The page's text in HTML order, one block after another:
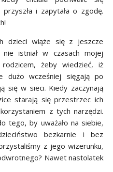
i zapytała o zgodę.
dzieci wiąże się z jeszcze
istniał w czasach mojej
żeby wiedzieć, iż
dużo wcześniej sięgają po
się w sieci. Kiedy zaczynają
starają się przestrzec ich
z tych narzędzi.
tego, by uważało na siebie,
bezkarnie i bez
z jego wizerunku,
Nawet nastolatek